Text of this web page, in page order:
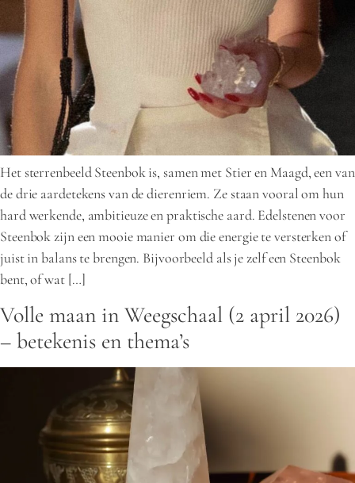
Het sterrenbeeld Steenbok is, samen met Stier en Maagd, een van
de drie aardetekens van de dierenriem. Ze staan vooral om hun
hard werkende, ambitieuze en praktische aard. Edelstenen voor
Steenbok zijn een mooie manier om die energie te versterken of
juist in balans te brengen. Bijvoorbeeld als je zelf een Steenbok
bent, of wat […]
Volle maan in Weegschaal (2 april 2026)
– betekenis en thema’s